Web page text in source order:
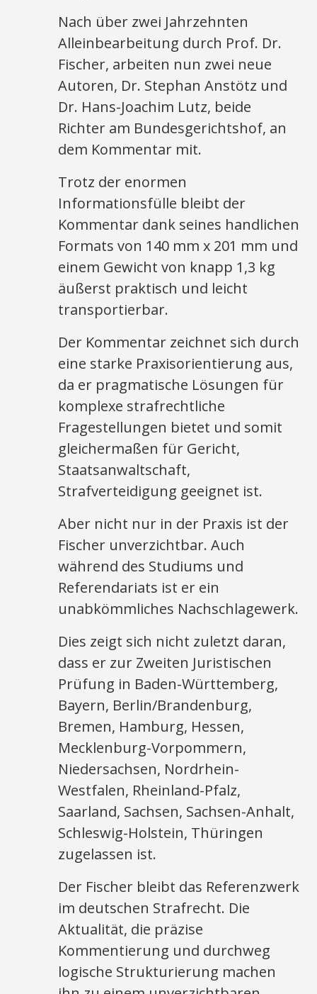
Nach über zwei Jahrzehnten
Alleinbearbeitung durch Prof. Dr.
Fischer, arbeiten nun zwei neue
Autoren, Dr. Stephan Anstötz und
Dr. Hans-Joachim Lutz, beide
Richter am Bundesgerichtshof, an
dem Kommentar mit.
Trotz der enormen
Informationsfülle bleibt der
Kommentar dank seines handlichen
Formats von 140 mm x 201 mm und
einem Gewicht von knapp 1,3 kg
äußerst praktisch und leicht
transportierbar.
Der Kommentar zeichnet sich durch
eine starke Praxisorientierung aus,
da er pragmatische Lösungen für
komplexe strafrechtliche
Fragestellungen bietet und somit
gleichermaßen für Gericht,
Staatsanwaltschaft,
Strafverteidigung geeignet ist.
Aber nicht nur in der Praxis ist der
Fischer unverzichtbar. Auch
während des Studiums und
Referendariats ist er ein
unabkömmliches Nachschlagewerk.
Dies zeigt sich nicht zuletzt daran,
dass er zur Zweiten Juristischen
Prüfung in Baden-Württemberg,
Bayern, Berlin/Brandenburg,
Bremen, Hamburg, Hessen,
Mecklenburg-Vorpommern,
Niedersachsen, Nordrhein-
Westfalen, Rheinland-Pfalz,
Saarland, Sachsen, Sachsen-Anhalt,
Schleswig-Holstein, Thüringen
zugelassen ist.
Der Fischer bleibt das Referenzwerk
im deutschen Strafrecht. Die
Aktualität, die präzise
Kommentierung und durchweg
logische Strukturierung machen